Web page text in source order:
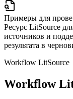
Примеры для
Ресурс LitSource
источников и
результата в
Workflow LitSource
Workflow